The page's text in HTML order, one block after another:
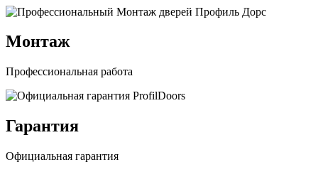
Монтаж
Профессиональная работа
Гарантия
Официальная гарантия